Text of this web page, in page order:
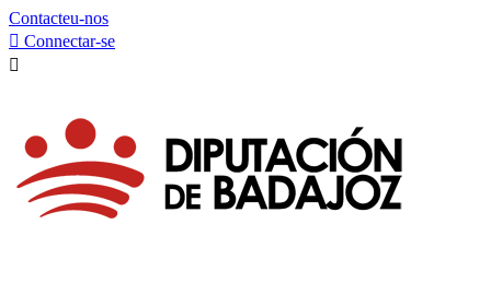
Contacteu-nos
 Connectar-se
